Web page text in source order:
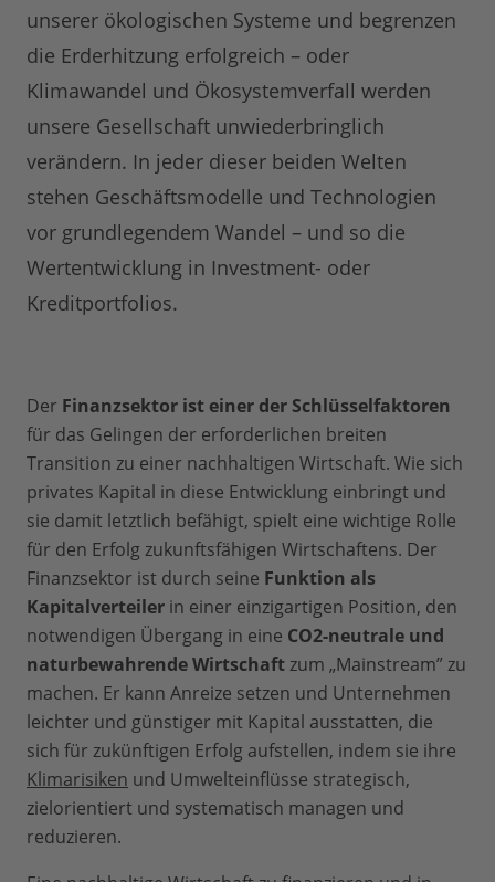
unserer ökologischen Systeme und begrenzen
die Erderhitzung erfolgreich – oder
Klimawandel und Ökosystemverfall werden
unsere Gesellschaft unwiederbringlich
verändern. In jeder dieser beiden Welten
stehen Geschäftsmodelle und Technologien
vor grundlegendem Wandel – und so die
Wertentwicklung in Investment- oder
Kreditportfolios.
Der Finanzsektor ist einer der Schlüsselfaktoren
für das Gelingen der erforderlichen breiten
Transition zu einer nachhaltigen Wirtschaft. Wie sich
privates Kapital in diese Entwicklung einbringt und
sie damit letztlich befähigt, spielt eine wichtige Rolle
für den Erfolg zukunftsfähigen Wirtschaftens. Der
Finanzsektor ist durch seine Funktion als
Kapitalverteiler in einer einzigartigen Position, den
notwendigen Übergang in eine CO2-neutrale und
naturbewahrende Wirtschaftzum „Mainstream” zu
machen. Er kann Anreize setzen und Unternehmen
leichter und günstiger mit Kapital ausstatten, die
sich für zukünftigen Erfolg aufstellen, indem sie ihre
Klimarisiken und Umwelteinflüsse strategisch,
zielorientiert und systematisch managen und
reduzieren.